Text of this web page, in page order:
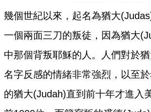
幾個世紀以來，起名為猶大
一個兩面三刀的叛徒，因為猶大
中那個背叛耶穌的人。人們對於
名字反感的情緒非常強烈，以至
的猶大(Judah)直到前十年才進入